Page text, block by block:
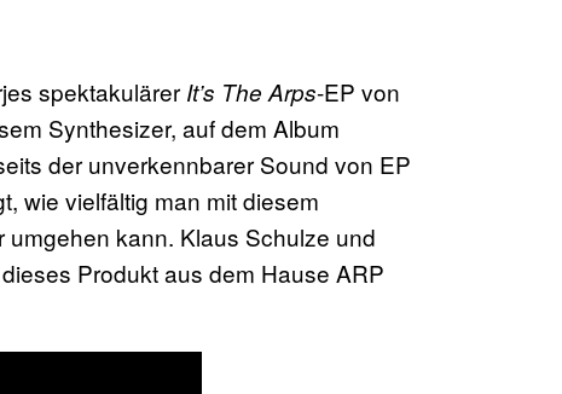
spektakulärer It’s The Arps-EP von
Synthesizer, auf dem Album
der unverkennbarer Sound von EP
wie vielfältig man mit diesem
kann. Klaus Schulze und
Produkt aus dem Hause ARP